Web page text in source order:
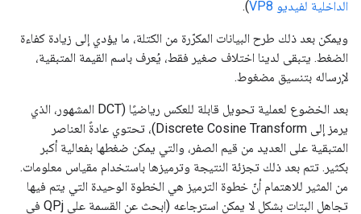
الداخلية لفيديو VP8
).
ويمكن بعد ذلك طرح البيانات المكرّرة من الكتلة، ما يؤدي إلى زيادة كفاءة
الضغط. يتبقى لدينا اختلاف صغير فقط، يُعرف باسم القيمة المتبقية،
لإرساله بتنسيق مضغوط.
بعد الخضوع لعملية تحويل قابلة للعكس رياضيًا (DCT المشهور، الذي
يرمز إلى Discrete Cosine Transform)، تحتوي عادةً العناصر
المتبقية على العديد من قيم الصفر، والتي يمكن ضغطها بفعالية أكبر
بكثير. تتم بعد ذلك تجزئة النتيجة وترميزها باستخدام مقياس معلومات.
من المثير للاهتمام أنّ خطوة الترميز هي الخطوة الوحيدة التي يتم فيها
تجاهل البتات بشكل لا يمكن استرجاعه (ابحث عن القسمة على QPj في